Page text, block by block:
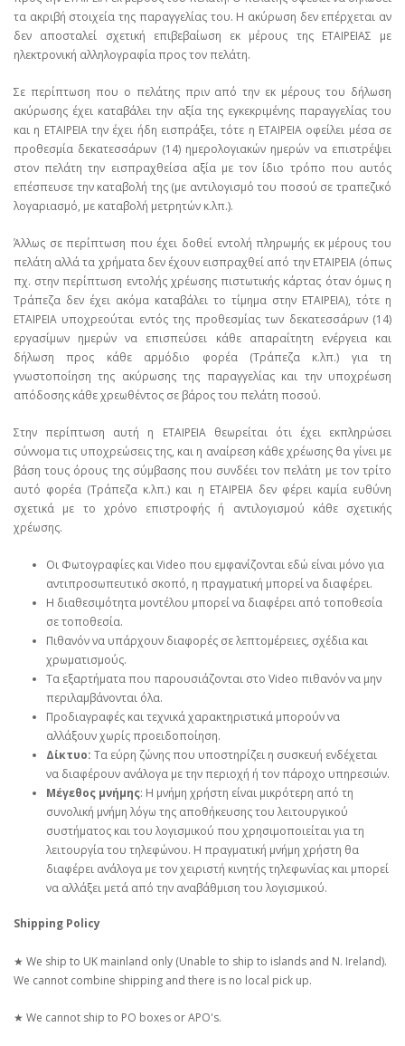
τα ακριβή στοιχεία της παραγγελίας του. Η ακύρωση δεν επέρχεται αν
δεν αποσταλεί σχετική επιβεβαίωση εκ μέρους της ΕΤΑΙΡΕΙΑΣ με
ηλεκτρονική αλληλογραφία προς τον πελάτη.
Σε περίπτωση που ο πελάτης πριν από την εκ μέρους του δήλωση
ακύρωσης έχει καταβάλει την αξία της εγκεκριμένης παραγγελίας του
και η ΕΤΑΙΡΕΙΑ την έχει ήδη εισπράξει, τότε η ΕΤΑΙΡΕΙΑ οφείλει μέσα σε
προθεσμία δεκατεσσάρων (14) ημερολογιακών ημερών να επιστρέψει
στον πελάτη την εισπραχθείσα αξία με τον ίδιο τρόπο που αυτός
επέσπευσε την καταβολή της (με αντιλογισμό του ποσού σε τραπεζικό
λογαριασμό, με καταβολή μετρητών κ.λπ.).
Άλλως σε περίπτωση που έχει δοθεί εντολή πληρωμής εκ μέρους του
πελάτη αλλά τα χρήματα δεν έχουν εισπραχθεί από την ΕΤΑΙΡΕΙΑ (όπως
πχ. στην περίπτωση εντολής χρέωσης πιστωτικής κάρτας όταν όμως η
Τράπεζα δεν έχει ακόμα καταβάλει το τίμημα στην ΕΤΑΙΡΕΙΑ), τότε η
ΕΤΑΙΡΕΙΑ υποχρεούται εντός της προθεσμίας των δεκατεσσάρων (14)
εργασίμων ημερών να επισπεύσει κάθε απαραίτητη ενέργεια και
δήλωση προς κάθε αρμόδιο φορέα (Τράπεζα κ.λπ.) για τη
γνωστοποίηση της ακύρωσης της παραγγελίας και την υποχρέωση
απόδοσης κάθε χρεωθέντος σε βάρος του πελάτη ποσού.
Στην περίπτωση αυτή η ΕΤΑΙΡΕΙΑ θεωρείται ότι έχει εκπληρώσει
σύννομα τις υποχρεώσεις της, και η αναίρεση κάθε χρέωσης θα γίνει με
βάση τους όρους της σύμβασης που συνδέει τον πελάτη με τον τρίτο
αυτό φορέα (Τράπεζα κ.λπ.) και η ΕΤΑΙΡΕΙΑ δεν φέρει καμία ευθύνη
σχετικά με το χρόνο επιστροφής ή αντιλογισμού κάθε σχετικής
χρέωσης.
Οι Φωτογραφίες και Video που εμφανίζονται εδώ είναι μόνο για
αντιπροσωπευτικό σκοπό, η πραγματική μπορεί να διαφέρει.
Η διαθεσιμότητα μοντέλου μπορεί να διαφέρει από τοποθεσία
σε τοποθεσία.
Πιθανόν να υπάρχουν διαφορές σε λεπτομέρειες, σχέδια και
χρωματισμούς.
Τα εξαρτήματα που παρουσιάζονται στο Video πιθανόν να μην
περιλαμβάνονται όλα.
Προδιαγραφές και τεχνικά χαρακτηριστικά μπορούν να
αλλάξουν χωρίς προειδοποίηση.
Δίκτυο: Τα εύρη ζώνης που υποστηρίζει η συσκευή ενδέχεται
να διαφέρουν ανάλογα με την περιοχή ή τον πάροχο υπηρεσιών.
Μέγεθος μνήμης: Η μνήμη χρήστη είναι μικρότερη από τη
συνολική μνήμη λόγω της αποθήκευσης του λειτουργικού
συστήματος και του λογισμικού που χρησιμοποιείται για τη
λειτουργία του τηλεφώνου. Η πραγματική μνήμη χρήστη θα
διαφέρει ανάλογα με τον χειριστή κινητής τηλεφωνίας και μπορεί
να αλλάξει μετά από την αναβάθμιση του λογισμικού.
Shipping Policy
★ We ship to UK mainland only (Unable to ship to islands and N. Ireland).
We cannot combine shipping and there is no local pick up.
★ We cannot ship to PO boxes or APO's.